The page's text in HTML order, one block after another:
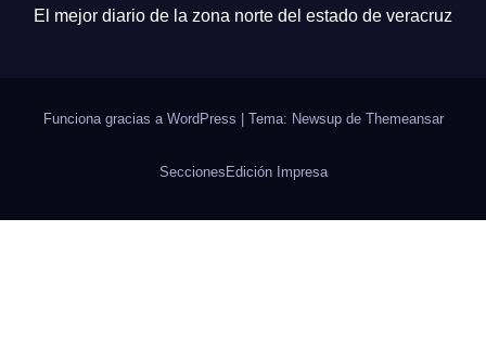
El mejor diario de la zona norte del estado de veracruz
Funciona gracias a WordPress Tema: Newsup de Themeansar
Secciones Edición Impresa